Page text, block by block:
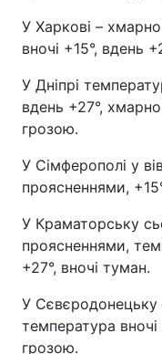
У Харкові –
вночі +15°, вдень
У Дніпрі
вдень +27°,
грозою.
У Сімферополі у
проясненнями,
У Краматорську
проясненнями,
+27°, вночі туман.
У Сєвєродонецьку
температура
грозою.